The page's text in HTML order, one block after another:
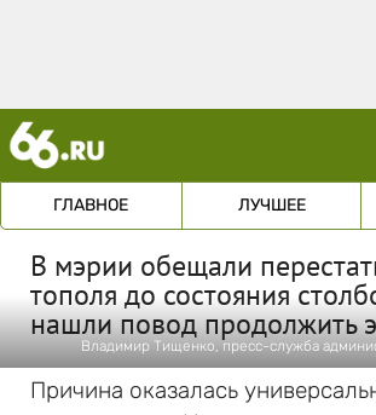
ГЛАВНОЕ ЛУЧШЕЕ
В мэрии обещали
тополя до состояния
нашли повод продолжить
Владимир Тищенко, пресс-служба
Причина оказалась